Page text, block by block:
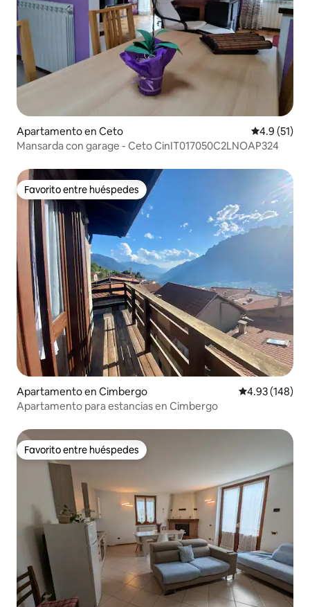
Apartamento en Ceto Calificación
4.9 (51)
Mansarda con garage - Ceto CinIT017050C2LNOAP324
Favorito entre huéspedes
Favorito entre huéspedes
Apartamento en Cimbergo Calificación
4.93 (148)
Apartamento para estancias en Cimbergo
Favorito entre huéspedes
Favorito entre huéspedes